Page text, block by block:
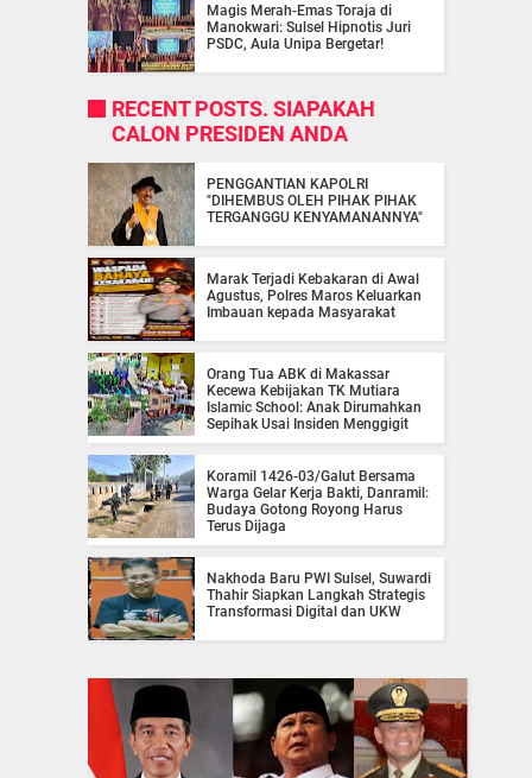
Magis Merah-Emas Toraja di
Manokwari: Sulsel Hipnotis Juri
PSDC, Aula Unipa Bergetar!
RECENT POSTS. SIAPAKAH
CALON PRESIDEN ANDA
PENGGANTIAN KAPOLRI
"DIHEMBUS OLEH PIHAK PIHAK
TERGANGGU KENYAMANANNYA"
Marak Terjadi Kebakaran di Awal
Agustus, Polres Maros Keluarkan
Imbauan kepada Masyarakat
Orang Tua ABK di Makassar
Kecewa Kebijakan TK Mutiara
Islamic School: Anak Dirumahkan
Sepihak Usai Insiden Menggigit
Koramil 1426-03/Galut Bersama
Warga Gelar Kerja Bakti, Danramil:
Budaya Gotong Royong Harus
Terus Dijaga
Nakhoda Baru PWI Sulsel, Suwardi
Thahir Siapkan Langkah Strategis
Transformasi Digital dan UKW